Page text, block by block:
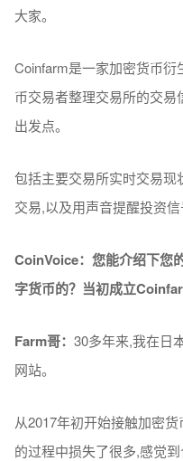
大家。
Coinfarm是一家加密货币
币交易者整理交易所的交
出发点。
包括主要交易所实时交易
交易,以及用声音提醒投资信
CoinVoice：您能介绍下您
字货币的？ 当初成立
Farm哥：30多年来,我在日
网站。
从2017年初开始接触加密
的过程中损失了很多,感觉